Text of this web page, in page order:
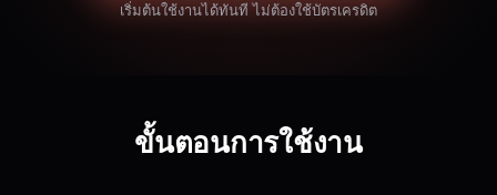
เริ่มต้นใช้งานได้ทันที ไม่ต้องใช้บัตรเครดิต
ขั้นตอนการใช้งาน